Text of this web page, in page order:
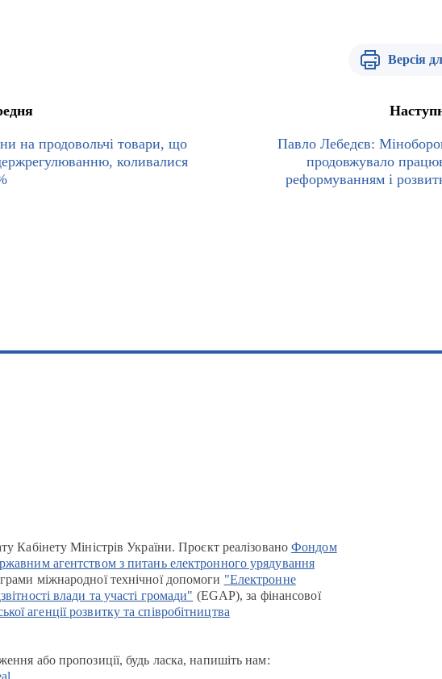
Версія
на продовольчі товари, що
коливалися
Павло Лебедєв:
продовжувало
реформуванням і
Кабінету Міністрів України. Проєкт реалізованоФондом
агентством з питань електронного урядування
міжнародної технічної допомоги "Електронне
влади та участі громади" (EGAP), за фінансової
агенції розвитку та співробітництва
або пропозиції, будь ласка, напишіть нам: